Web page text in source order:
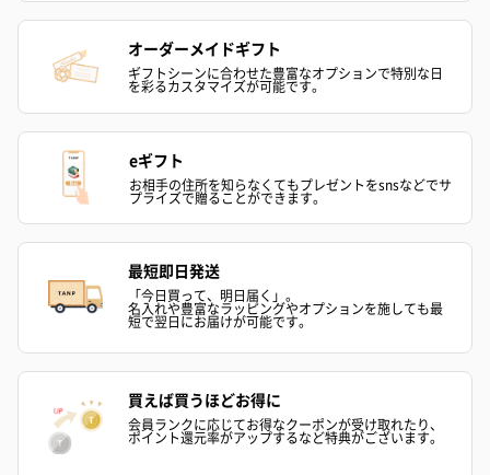
オーダーメイドギフト
ギフトシーンに合わせた豊富なオプションで特別な日
を彩るカスタマイズが可能です。
eギフト
お相手の住所を知らなくてもプレゼントをsnsなどでサ
プライズで贈ることができます。
最短即日発送
「今日買って、明日届く」。
名入れや豊富なラッピングやオプションを施しても最
短で翌日にお届けが可能です。
買えば買うほどお得に
会員ランクに応じてお得なクーポンが受け取れたり、
ポイント還元率がアップするなど特典がございます。